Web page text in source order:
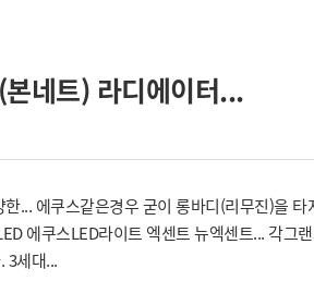
네트) 라디에이터...
... 에쿠스같은경우 굳이 롱바디(리무진)을
에쿠스LED라이트 엑센트 뉴엑센트...
3세대...